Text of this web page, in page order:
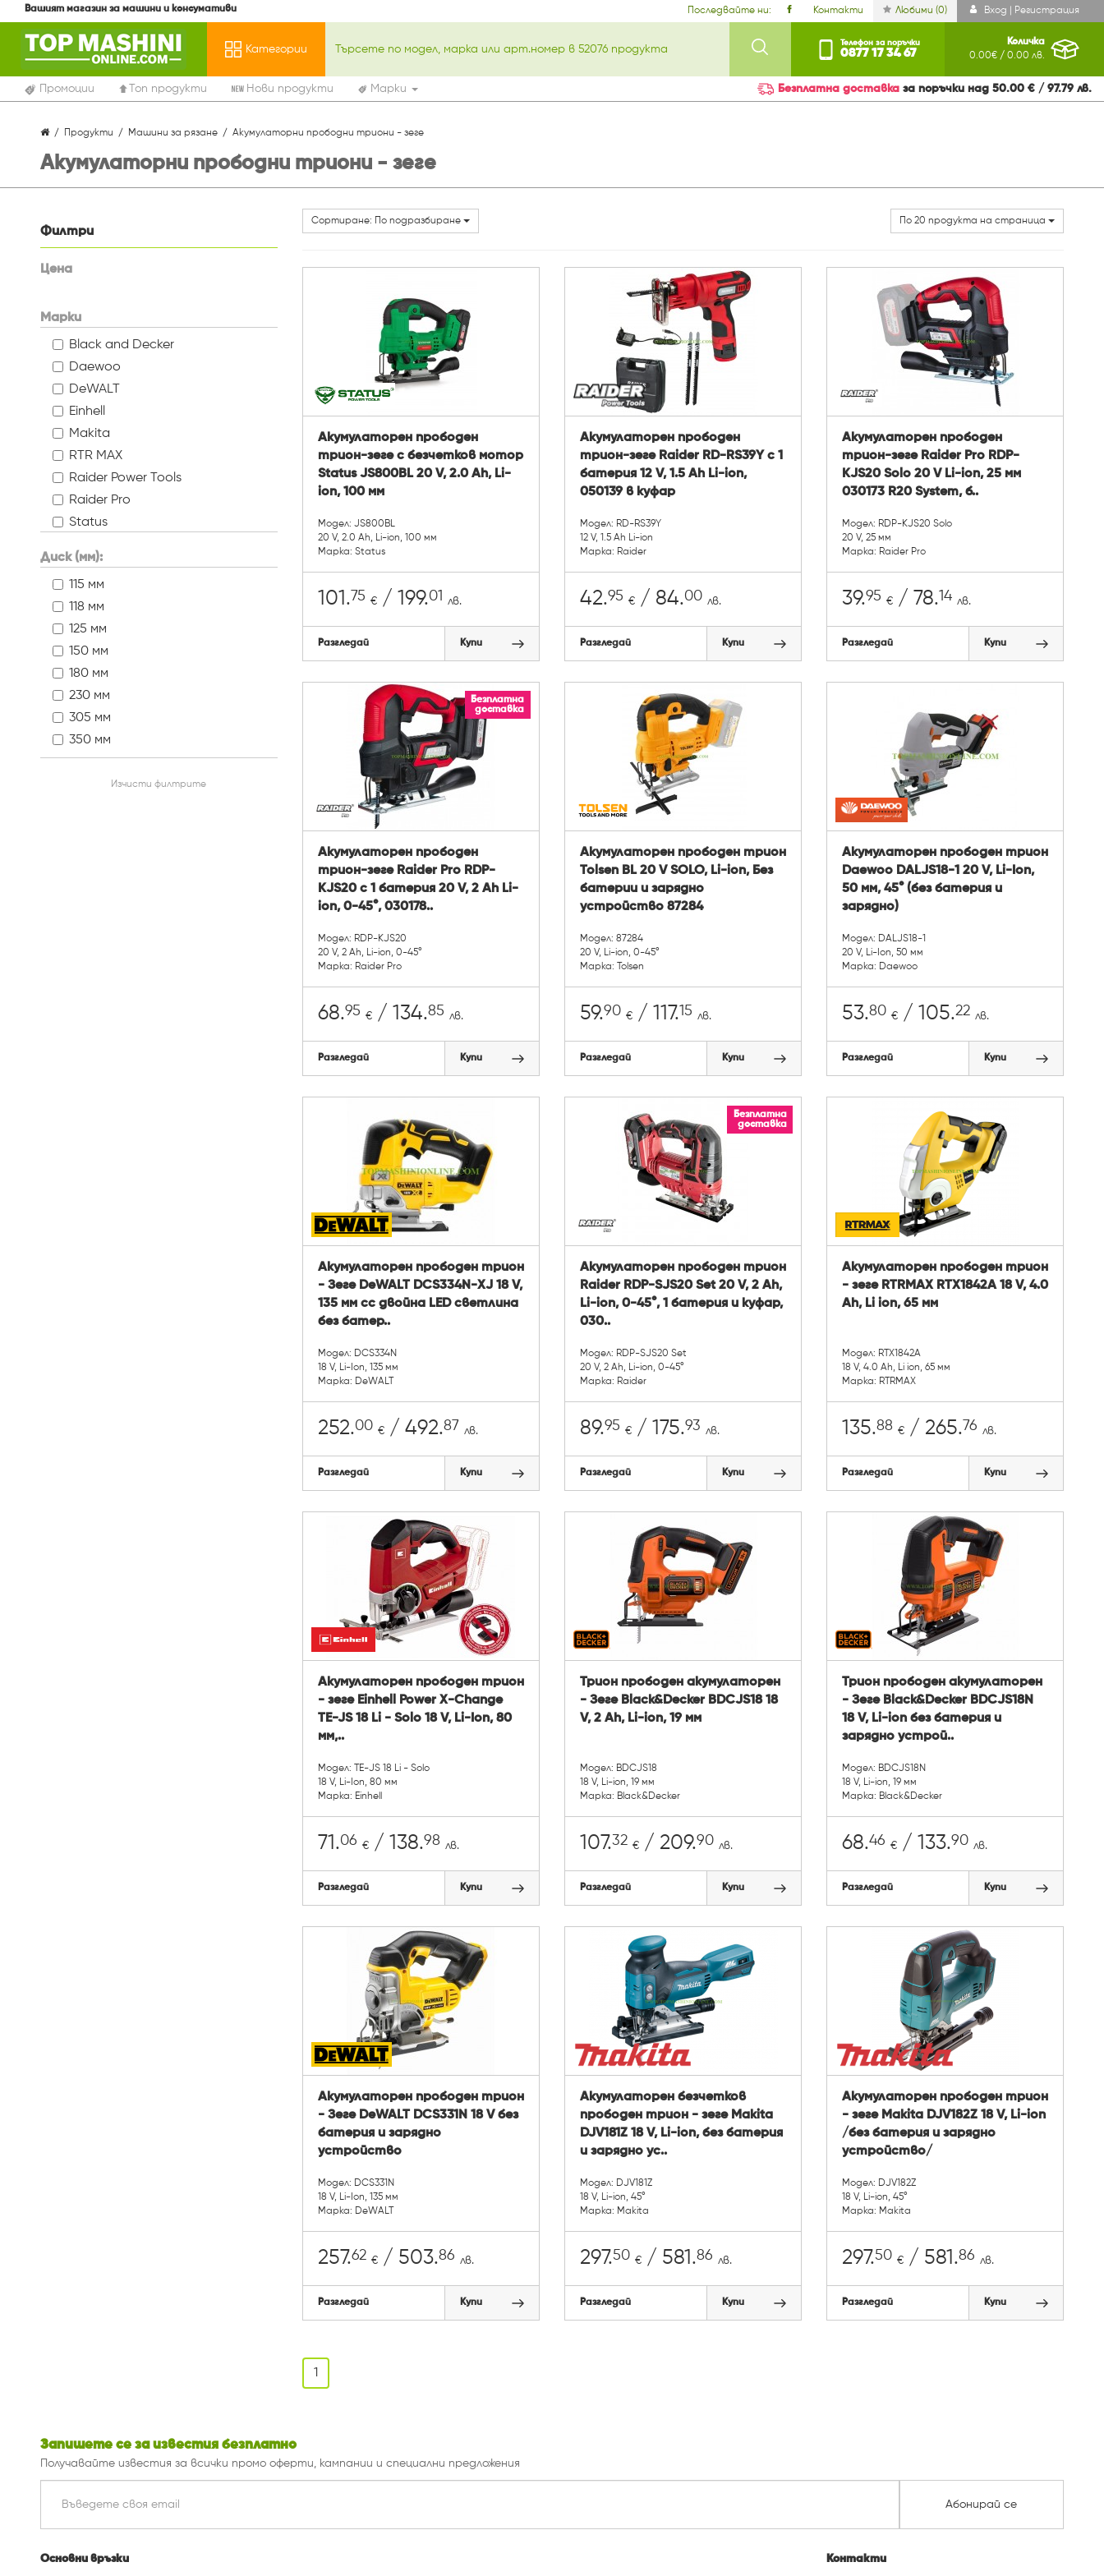
Вашият магазин за машини и консумативи Последвайте ни: Контакти Любими (0) Вход | Регистрация
Категории
Телефон за поръчки
0877 17 34 67
Количка
0.00€ / 0.00 лв.
Промоции Топ продукти Нови продукти Марки Безплатна доставка за поръчки над 50.00 € / 97.79 лв.
Продукти Машини за рязане Акумулаторни прободни триони - зеге
Акумулаторни прободни триони - зеге
Филтри
Цена
Марки
Black and Decker
Daewoo
DeWALT
Einhell
Makita
RTR MAX
Raider Power Tools
Raider Pro
Status
Диск (мм):
115 мм
118 мм
125 мм
150 мм
180 мм
230 мм
305 мм
350 мм
Изчисти филтрите
Сортиране: По подразбиране По 20 продукта на страница
Акумулаторен прободен
трион-зеге с безчетков мотор
Status JS800BL 20 V, 2.0 Ah, Li-
ion, 100 мм
Модел: JS800BL
20 V, 2.0 Ah, Li-ion, 100 мм
Марка: Status
101.75 €/ 199.01 лв.
Разгледай Купи
Акумулаторен прободен
трион-зеге Raider RD-RS39Y с 1
батерия 12 V, 1.5 Ah Li-ion,
050139 в куфар
Модел: RD-RS39Y
12 V, 1.5 Ah Li-ion
Марка: Raider
42.95 €/ 84.00 лв.
Разгледай Купи
Акумулаторен прободен
трион-зеге Raider Pro RDP-
KJS20 Solo 20 V Li-ion, 25 мм
030173 R20 System, б..
Модел: RDP-KJS20 Solo
20 V, 25 мм
Марка: Raider Pro
39.95 € / 78.14 лв.
Разгледай Купи
Безплатна
доставка
Акумулаторен прободен
трион-зеге Raider Pro RDP-
KJS20 с 1 батерия 20 V, 2 Ah Li-
ion, 0-45°, 030178..
Модел: RDP-KJS20
20 V, 2 Ah, Li-ion, 0-45°
Марка: Raider Pro
68.95 €/ 134.85 лв.
Разгледай Купи
Акумулаторен прободен трион
Tolsen BL 20 V SOLO, Li-ion, Без
батерии и зарядно
устройство 87284
Модел: 87284
20 V, Li-ion, 0-45°
Марка: Tolsen
59.90 €/ 117.15 лв.
Разгледай Купи
Акумулаторен прободен трион
Daewoo DALJS18-1 20 V, Li-Ion,
50 мм, 45° (без батерия и
зарядно)
Модел: DALJS18-1
20 V, Li-Ion, 50 мм
Марка: Daewoo
53.80 € / 105.22 лв.
Разгледай Купи
Акумулаторен прободен трион
- Зеге DeWALT DCS334N-XJ 18 V,
135 мм сс двойна LED светлина
без батер..
Модел: DCS334N
18 V, Li-Ion, 135 мм
Марка: DeWALT
252.00 €/ 492.87 лв.
Разгледай Купи
Безплатна
доставка
Акумулаторен прободен трион
Raider RDP-SJS20 Set 20 V, 2 Ah,
Li-ion, 0-45°, 1 батерия и куфар,
030..
Модел: RDP-SJS20 Set
20 V, 2 Ah, Li-ion, 0-45°
Марка: Raider
89.95 €/ 175.93 лв.
Разгледай Купи
Акумулаторен прободен трион
- зеге RTRMAX RTX1842A 18 V, 4.0
Ah, Li ion, 65 мм
Модел: RTX1842A
18 V, 4.0 Ah, Li ion, 65 мм
Марка: RTRMAX
135.88 € / 265.76 лв.
Разгледай Купи
Акумулаторен прободен трион
- зеге Einhell Power X-Change
TE-JS 18 Li - Solo 18 V, Li-Ion, 80
мм,..
Модел: TE-JS 18 Li - Solo
18 V, Li-Ion, 80 мм
Марка: Einhell
71.06 €/ 138.98 лв.
Разгледай Купи
Трион прободен акумулаторен
- Зеге Black&Decker BDCJS18 18
V, 2 Ah, Li-ion, 19 мм
Модел: BDCJS18
18 V, Li-ion, 19 мм
Марка: Black&Decker
107.32 €/ 209.90 лв.
Разгледай Купи
Трион прободен акумулаторен
- Зеге Black&Decker BDCJS18N
18 V, Li-ion без батерия и
зарядно устрой..
Модел: BDCJS18N
18 V, Li-ion, 19 мм
Марка: Black&Decker
68.46 € / 133.90 лв.
Разгледай Купи
Акумулаторен прободен трион
- Зеге DeWALT DCS331N 18 V без
батерия и зарядно
устройство
Модел: DCS331N
18 V, Li-Ion, 135 мм
Марка: DeWALT
257.62 €/ 503.86 лв.
Разгледай Купи
Акумулаторен безчетков
прободен трион - зеге Makita
DJV181Z 18 V, Li-ion, без батерия
и зарядно ус..
Модел: DJV181Z
18 V, Li-ion, 45°
Марка: Makita
297.50 €/ 581.86 лв.
Разгледай Купи
Акумулаторен прободен трион
- зеге Makita DJV182Z 18 V, Li-ion
/без батерия и зарядно
устройство/
Модел: DJV182Z
18 V, Li-ion, 45°
Марка: Makita
297.50 € / 581.86 лв.
Разгледай Купи
1
Запишете се за известия безплатно
Получавайте известия за всички промо оферти, кампании и специални предложения
Абонирай се
Основни връзки Контакти